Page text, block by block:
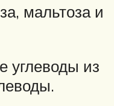
мальтоза и
углеводы из